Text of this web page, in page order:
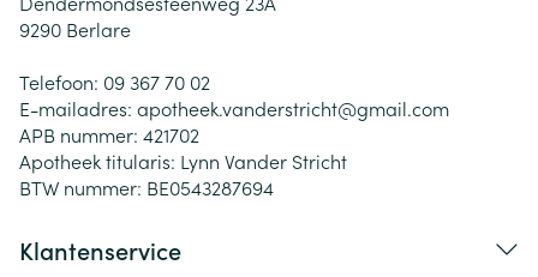
9290 Berlare
Telefoon: 09 367 70 02
E-mailadres: apotheek.vanderstricht@gmail.com
APB nummer: 421702
Apotheek titularis: Lynn Vander Stricht
BTW nummer: BE0543287694
Klantenservice